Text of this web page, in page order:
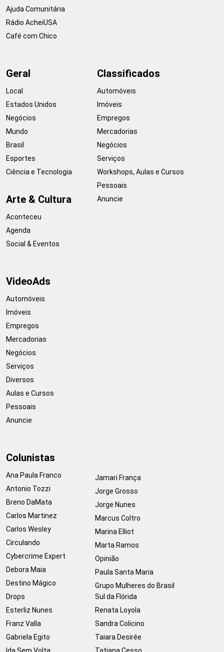
Ajuda Comunitária
Rádio AcheiUSA
Café com Chico
Geral
Local
Estados Unidos
Negócios
Mundo
Brasil
Esportes
Ciência e Tecnologia
Arte & Cultura
Aconteceu
Agenda
Social & Eventos
Classificados
Automóveis
Imóveis
Empregos
Mercadorias
Negócios
Serviços
Workshops, Aulas e Cursos
Pessoais
Anuncie
VideoAds
Automóveis
Imóveis
Empregos
Mercadorias
Negócios
Serviços
Diversos
Aulas e Cursos
Pessoais
Anuncie
Colunistas
Ana Paula Franco
Antonio Tozzi
Breno DaMata
Carlos Martinez
Carlos Wesley
Circulando
Cybercrime Expert
Debora Maia
Destino Mágico
Drops
Esterliz Nunes
Franz Valla
Gabriela Egito
Jamari França
Jorge Grosso
Jorge Nunes
Marcus Coltro
Marina Elliot
Marta Ramos
Opinião
Paula Santa Maria
Grupo Mulheres do Brasil
Sul da Flórida
Renata Loyola
Sandra Colicino
Taiara Desirée